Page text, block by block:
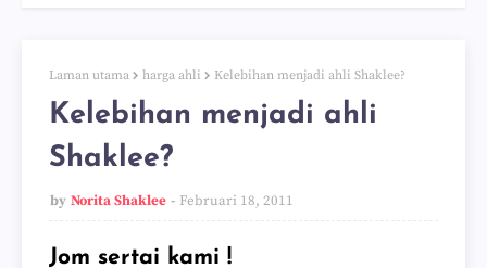
Laman utama harga ahli Kelebihan menjadi ahli Shaklee?
Kelebihan menjadi ahli
Shaklee?
by Norita Shaklee Februari 18, 2011
Jom sertai kami !